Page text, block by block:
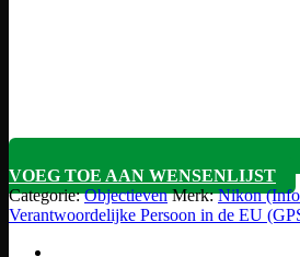
VOEG TOE AAN WENSENLIJST
Categorie:Objectieven Merk:Nikon
Verantwoordelijke Persoon in de EU